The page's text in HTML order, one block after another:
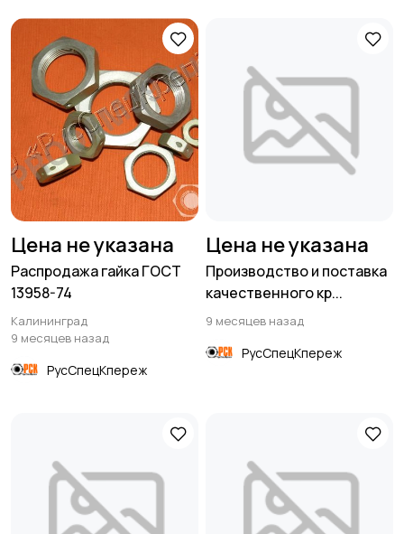
Цена не указана
Распродажа гайка ГОСТ
13958-74
Калининград
9 месяцев назад
РусСпецКпереж
Цена не указана
Производство и поставка
качественного кр...
9 месяцев назад
РусСпецКпереж